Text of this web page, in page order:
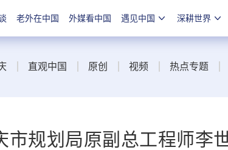
老外在中国 外媒看中国 遇见中国 深耕世界
直观中国 原创 视频 热点专题
市规划局原副总工程师李